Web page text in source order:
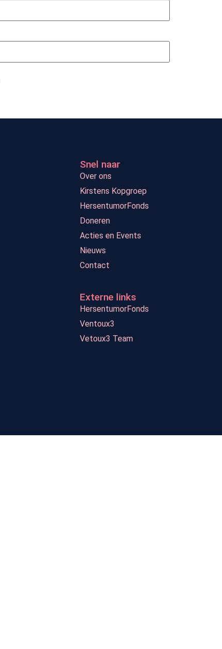
Snel naar
Over ons
Kirstens Kopgroep
HersentumorFonds
Doneren
Acties en Events
Nieuws
Contact
Externe links
HersentumorFonds
Ventoux3
Vetoux3 Team